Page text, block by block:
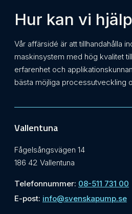
Hur kan vi
Vår affärsidé är att tillhandahålla
maskinsystem med hög kvalitet
erfarenhet och
bästa möjliga processutveckling
Vallentuna
Fågelsångsvägen 14
186 42 Vallentuna
Telefonnummer: 08-511 731 00
E-post: info@svenskapump.se